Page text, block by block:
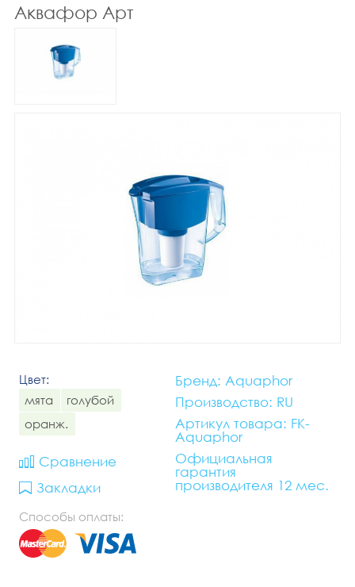
Аквафор Арт
Цвет:
мята
голубой
оранж.
Сравнение
Закладки
Бренд: Aquaphor
Производство: RU
Артикул товара: FK-
Aquaphor
Официальная
гарантия
производителя 12 мес.
Способы оплаты: